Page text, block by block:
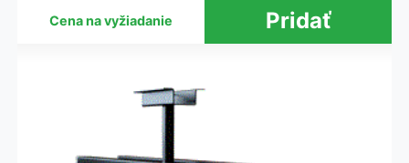
Cena na vyžiadanie